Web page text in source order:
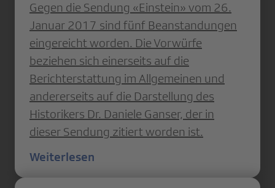
Gegen die Sendung «Einstein» vom 26.
Januar 2017 sind fünf Beanstandungen
eingereicht worden. Die Vorwürfe
beziehen sich einerseits auf die
Berichterstattung im Allgemeinen und
andererseits auf die Darstellung des
Historikers Dr. Daniele Ganser, der in
dieser Sendung zitiert worden ist.
Weiterlesen